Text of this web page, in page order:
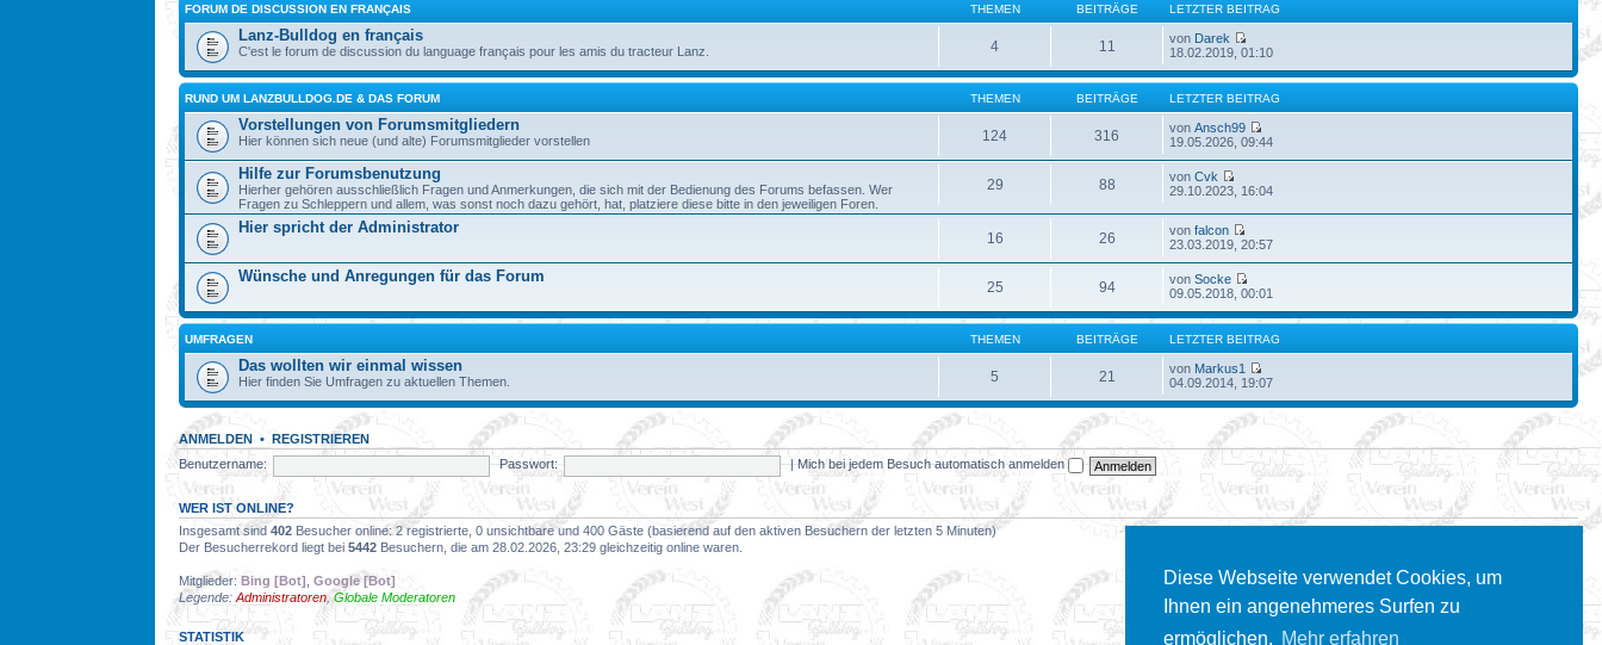
Diese Webseite verwendet Cookies, um
Ihnen ein angenehmeres Surfen zu
ermöglichen. Mehr erfahren
FORUM DE DISCUSSION EN FRANÇAIS THEMEN BEITRÄGE LETZTER BEITRAG
Lanz-Bulldog en français
C'est le forum de discussion du language français pour les amis du tracteur Lanz. 4 11 von Darek
18.02.2019, 01:10
RUND UM LANZBULLDOG.DE & DAS FORUM THEMEN BEITRÄGE LETZTER BEITRAG
Vorstellungen von Forumsmitgliedern
Hier können sich neue (und alte) Forumsmitglieder vorstellen 124 316 vonAnsch99
19.05.2026, 09:44
Hilfe zur Forumsbenutzung
Hierher gehören ausschließlich Fragen und Anmerkungen, die sich mit der Bedienung des Forums befassen. Wer
Fragen zu Schleppern und allem, was sonst noch dazu gehört, hat, platziere diese bitte in den jeweiligen Foren.
29 88 vonCvk
29.10.2023, 16:04
Hier spricht der Administrator
16 26 vonfalcon
23.03.2019, 20:57
Wünsche und Anregungen für das Forum
25 94 vonSocke
09.05.2018, 00:01
UMFRAGEN THEMEN BEITRÄGE LETZTER BEITRAG
Das wollten wir einmal wissen
Hier finden Sie Umfragen zu aktuellen Themen. 5 21 von Markus1
04.09.2014, 19:07
ANMELDEN • REGISTRIEREN
Benutzername:
Passwort: |Mich bei jedem Besuch automatisch anmelden
WER IST ONLINE?
Insgesamt sind 402 Besucher online: 2 registrierte, 0 unsichtbare und 400 Gäste (basierend auf den aktiven Besuchern der letzten 5 Minuten)
Der Besucherrekord liegt bei 5442 Besuchern, die am 28.02.2026, 23:29 gleichzeitig online waren.
Mitglieder: Bing [Bot] Google [Bot]
Legende: Administratoren ,Globale Moderatoren
STATISTIK